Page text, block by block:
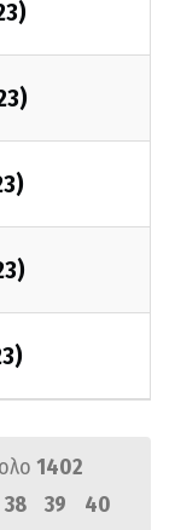
1402
38 39
40